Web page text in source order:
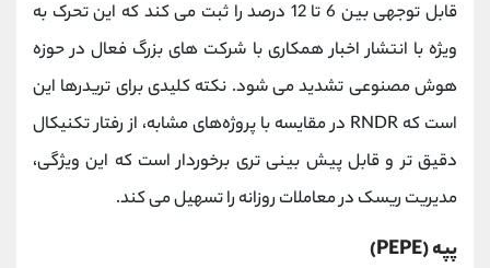
قابل توجهی بین 6 تا 12 درصد را ثبت می کند که این تحرک به
ویژه با انتشار اخبار همکاری با شرکت ‌های بزرگ فعال در حوزه
هوش مصنوعی تشدید می ‌شود. نکته کلیدی برای تریدرها این
است که RNDR در مقایسه با پروژه‌های مشابه، از رفتار تکنیکال
دقیق‌ تر و قابل پیش ‌بینی‌ تری برخوردار است که این ویژگی،
مدیریت ریسک در معاملات روزانه را تسهیل می ‌کند.
پپه (PEPE)